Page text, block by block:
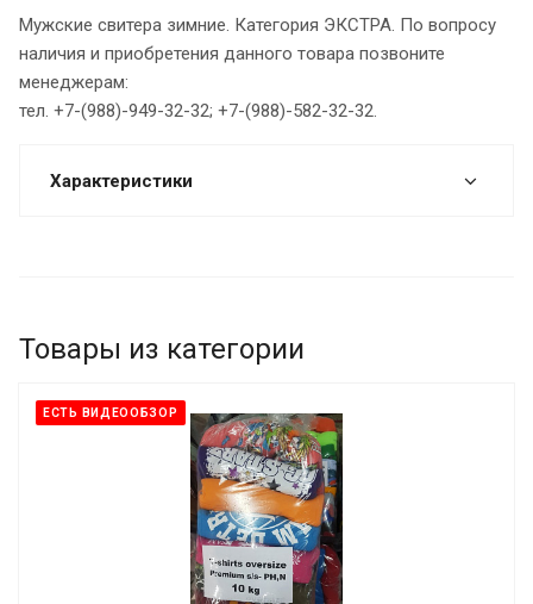
Мужские свитера зимние. Категория ЭКСТРА. По вопросу
наличия и приобретения данного товара позвоните
менеджерам:
тел. +7-(988)-949-32-32; +7-(988)-582-32-32.
Характеристики
Товары из категории
ЕСТЬ ВИДЕООБЗОР